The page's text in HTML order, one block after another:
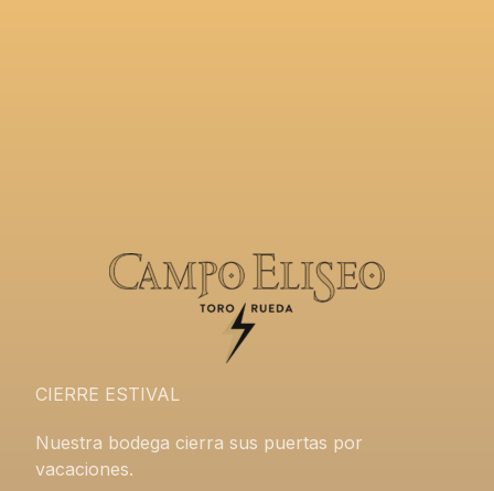
CIERRE ESTIVAL
Nuestra bodega cierra sus puertas por
vacaciones.